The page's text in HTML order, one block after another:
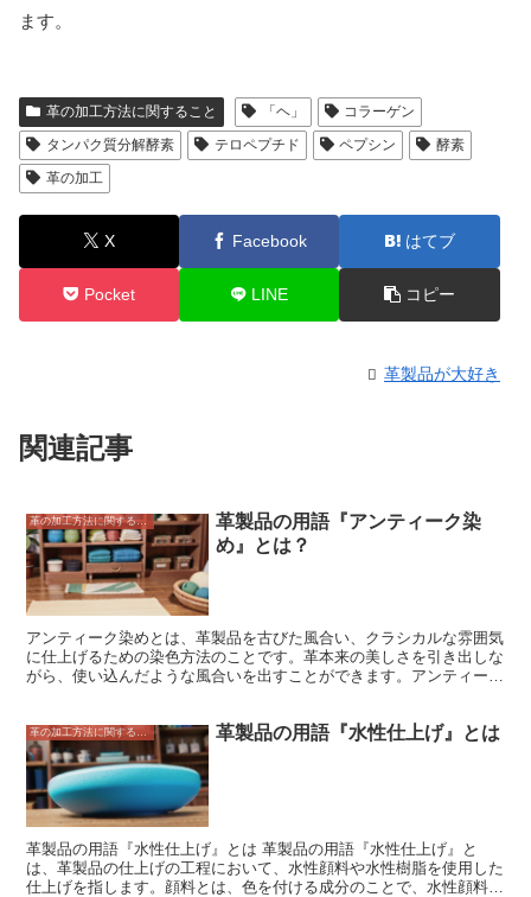
ます。
革の加工方法に関すること 「ヘ」
コラーゲン
タンパク質分解酵素
テロペプチド ペプシン
酵素
革の加工
X Facebook はてブ
Pocket LINE コピー
革製品が大好き
関連記事
革の加工方法に関すること
革製品の用語『アンティーク染
め』とは？
アンティーク染めとは、革製品を古びた風合い、クラシカルな雰囲気
に仕上げるための染色方法のことです。革本来の美しさを引き出しな
がら、使い込んだような風合いを出すことができます。アンティーク
法が用いられます。一般的によく知られている方法のひとつが、革の
表面をやすりで削り、古びた風合いを出す方法です。また、革を染料
に浸すことで、色を付ける方法もあります。染色後は、革の表面をコ
ーティングして、保護する必要があります。 アンティーク染めは、
革製品に高級感やクラシカルな雰囲気を与えることができます。ま
た、使い込むことで、革の風合いが変化し、より味わい深いアイテム
になります。
革製品の用語『水性仕上げ』とは
革製品の用語『水性仕上げ』とは 革製品の用語『水性仕上げ』と
は、革製品の仕上げの工程において、水性顔料や水性樹脂を使用した
仕上げを指します。顔料とは、色を付ける成分のことで、水性顔料は